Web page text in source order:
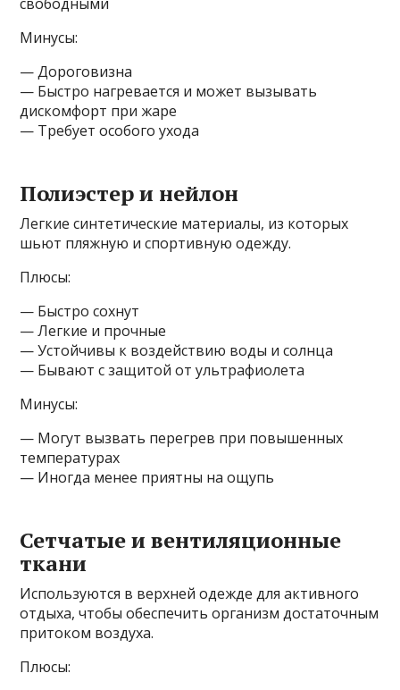
Минусы:
— Дороговизна
— Быстро нагревается и может вызывать
дискомфорт при жаре
— Требует особого ухода
Полиэстер и нейлон
Легкие синтетические материалы, из которых
шьют пляжную и спортивную одежду.
Плюсы:
— Быстро сохнут
— Легкие и прочные
— Устойчивы к воздействию воды и солнца
— Бывают с защитой от ультрафиолета
Минусы:
— Могут вызвать перегрев при повышенных
температурах
— Иногда менее приятны на ощупь
Сетчатые и вентиляционные
ткани
Используются в верхней одежде для активного
отдыха, чтобы обеспечить организм достаточным
притоком воздуха.
Плюсы: